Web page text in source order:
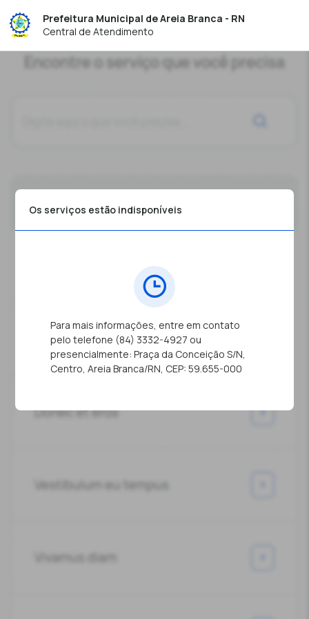
Prefeitura Municipal de Areia Branca - RN
Central de Atendimento
Os serviços estão indisponíveis
Para mais informações, entre em contato
pelo telefone (84) 3332-4927 ou
presencialmente: Praça da Conceição S/N,
Centro, Areia Branca/RN, CEP: 59.655-000